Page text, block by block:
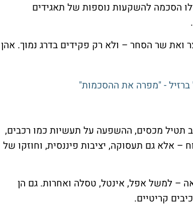
הסכמה להשקעות נוספות של תאגידים
ואת שר הסחר – ולא רק פקידים בדרג נמוך. אהן
תטיל מכסים, ההשפעה על תעשיות כמו רכבים,
– אלא גם תעסוקה, יציבות פיננסית, וחוזקו של
– למשל אפל, אינטל, טסלה ואחרות. גם הן
קריטיים.